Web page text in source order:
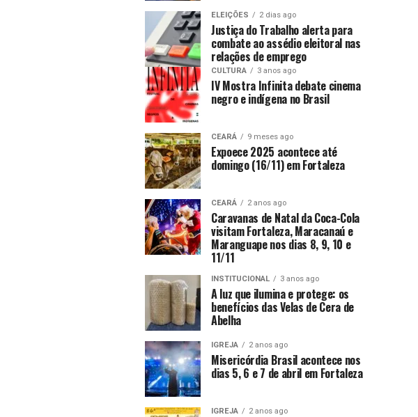
ELEIÇÕES 2 dias ago
Justiça do Trabalho alerta para
combate ao assédio eleitoral nas
relações de emprego
CULTURA 3 anos ago
IV Mostra Infinita debate cinema
negro e indígena no Brasil
CEARÁ 9 meses ago
Expoece 2025 acontece até
domingo (16/11) em Fortaleza
CEARÁ 2 anos ago
Caravanas de Natal da Coca-Cola
visitam Fortaleza, Maracanaú e
Maranguape nos dias 8, 9, 10 e
11/11
INSTITUCIONAL 3 anos ago
A luz que ilumina e protege: os
benefícios das Velas de Cera de
Abelha
IGREJA 2 anos ago
Misericórdia Brasil acontece nos
dias 5, 6 e 7 de abril em Fortaleza
IGREJA 2 anos ago